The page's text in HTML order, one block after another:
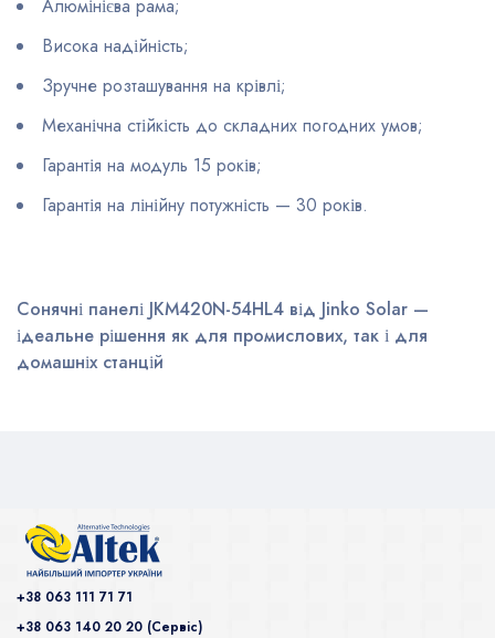
Алюмінієва рама;
Висока надійність;
Зручне розташування на крівлі;
Механічна стійкість до складних погодних умов;
Гарантія на модуль 15 років;
Гарантія на лінійну потужність — 30 років.
Сонячні панелі JKM420N-54HL4 від Jinko Solar —
ідеальне рішення як для промислових, так і для
домашніх станцій
+38 063 111 71 71
+38 063 140 20 20 (Сервiс)